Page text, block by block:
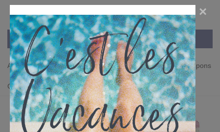
Accueil > TISSUS & ENTOILAGES > Assortiments de Coupons
> Les Coupons Lin - Coton/Lin > Coupon "Pluie de pois" -
Coton/Lin - Rose & Nature - 45 x 50 cm - 1 pièce
×